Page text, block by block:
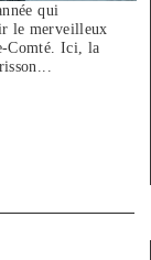
qui
le merveilleux
Comté. Ici, la